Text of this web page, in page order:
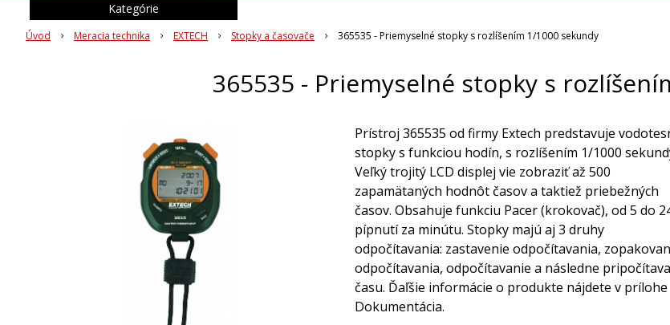
Úvod Meracia technika EXTECH Stopky a časovače 365535 - Priemyselné stopky s rozlíšením 1/1000 sekundy
365535 - Priemyselné stopky s
Prístroj 365535 od firmy Extech predstavuje
stopky s funkciou hodín, s rozlíšením 1/1000
Veľký trojitý LCD displej vie zobraziť až 500
zapamätaných hodnôt časov a taktiež priebežných
časov. Obsahuje funkciu Pacer (krokovač), od 5 do
pípnutí za minútu. Stopky majú aj 3 druhy
odpočítavania: zastavenie odpočítavania,
odpočítavania, odpočítavanie a následne
času. Ďaľšie informácie o produkte nájdete v prílohe
Dokumentácia.
Kategórie